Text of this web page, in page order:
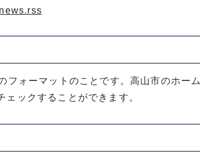
フォーマットのことです。高山市のホー
ックすることができます。